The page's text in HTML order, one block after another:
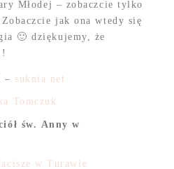
Młodej – zobaczcie tylko
jak ona wtedy się
🙂 dziękujemy, że
– suknia.net
Tomczuk
św. Anny w
w Turawie